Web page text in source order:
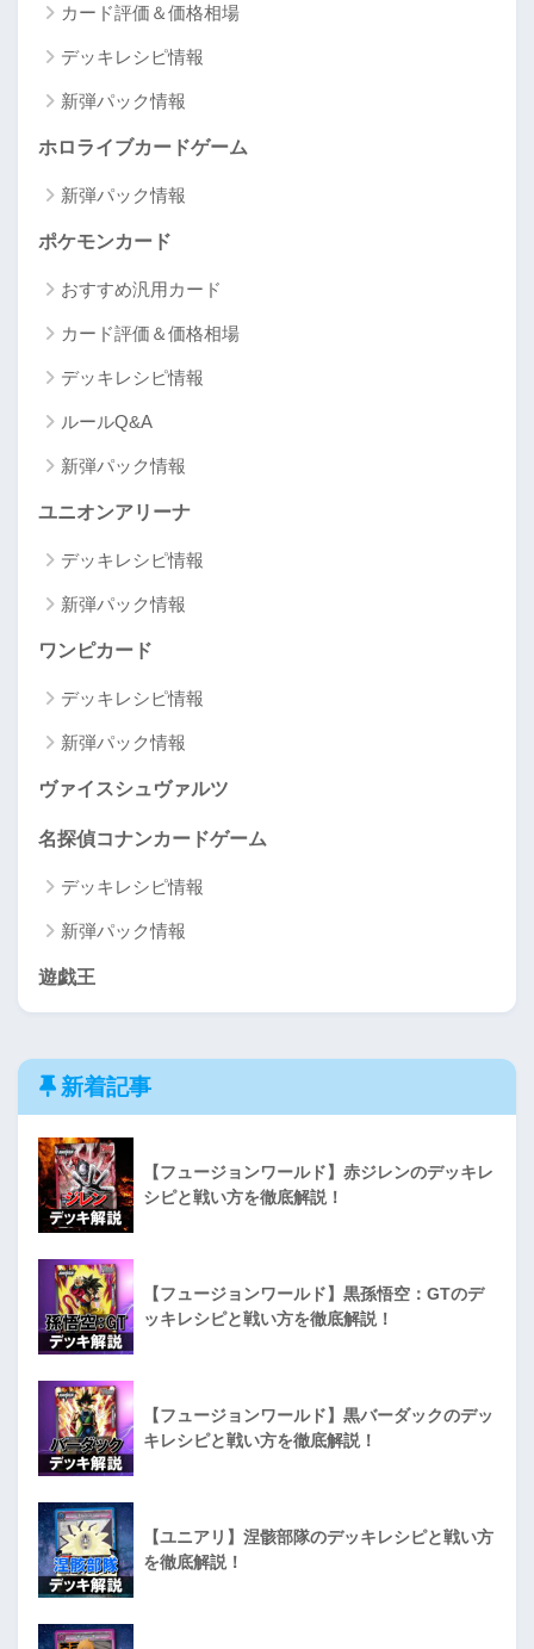
カード評価＆価格相場
デッキレシピ情報
新弾パック情報
ホロライブカードゲーム
新弾パック情報
ポケモンカード
おすすめ汎用カード
カード評価＆価格相場
デッキレシピ情報
ルールQ&A
新弾パック情報
ユニオンアリーナ
デッキレシピ情報
新弾パック情報
ワンピカード
デッキレシピ情報
新弾パック情報
ヴァイスシュヴァルツ
名探偵コナンカードゲーム
デッキレシピ情報
新弾パック情報
遊戯王
新着記事
【フュージョンワールド】赤ジレンのデッキレ
シピと戦い方を徹底解説！
【フュージョンワールド】黒孫悟空：GTのデ
ッキレシピと戦い方を徹底解説！
【フュージョンワールド】黒バーダックのデッ
キレシピと戦い方を徹底解説！
【ユニアリ】涅骸部隊のデッキレシピと戦い方
を徹底解説！